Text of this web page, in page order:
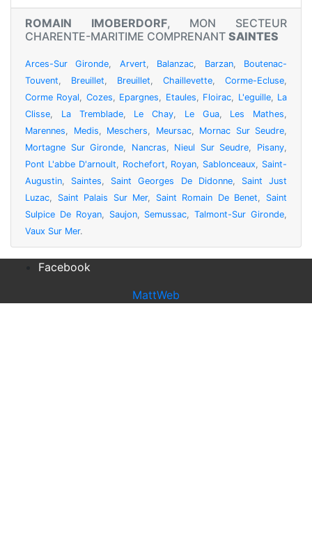
ROMAIN IMOBERDORF, MON SECTEUR
CHARENTE-MARITIME COMPRENANT SAINTES
Arces-Sur Gironde, Arvert, Balanzac, Barzan, Boutenac-
Touvent, Breuillet, Breuillet, Chaillevette, Corme-Ecluse,
Corme Royal, Cozes, Epargnes, Etaules, Floirac, L'eguille, La
Clisse, La Tremblade, Le Chay, Le Gua, Les Mathes,
Marennes, Medis, Meschers, Meursac, Mornac Sur Seudre,
Mortagne Sur Gironde, Nancras, Nieul Sur Seudre, Pisany,
Pont L'abbe D'arnoult, Rochefort, Royan, Sablonceaux, Saint-
Augustin, Saintes, Saint Georges De Didonne, Saint Just
Luzac, Saint Palais Sur Mer, Saint Romain De Benet, Saint
Sulpice De Royan, Saujon, Semussac,Talmont-Sur Gironde,
Vaux Sur Mer.
Facebook
MattWeb